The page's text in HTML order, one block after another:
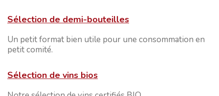
Sélection de demi-bouteilles
Un petit format bien utile pour une consommation en
petit comité.
Sélection de vins bios